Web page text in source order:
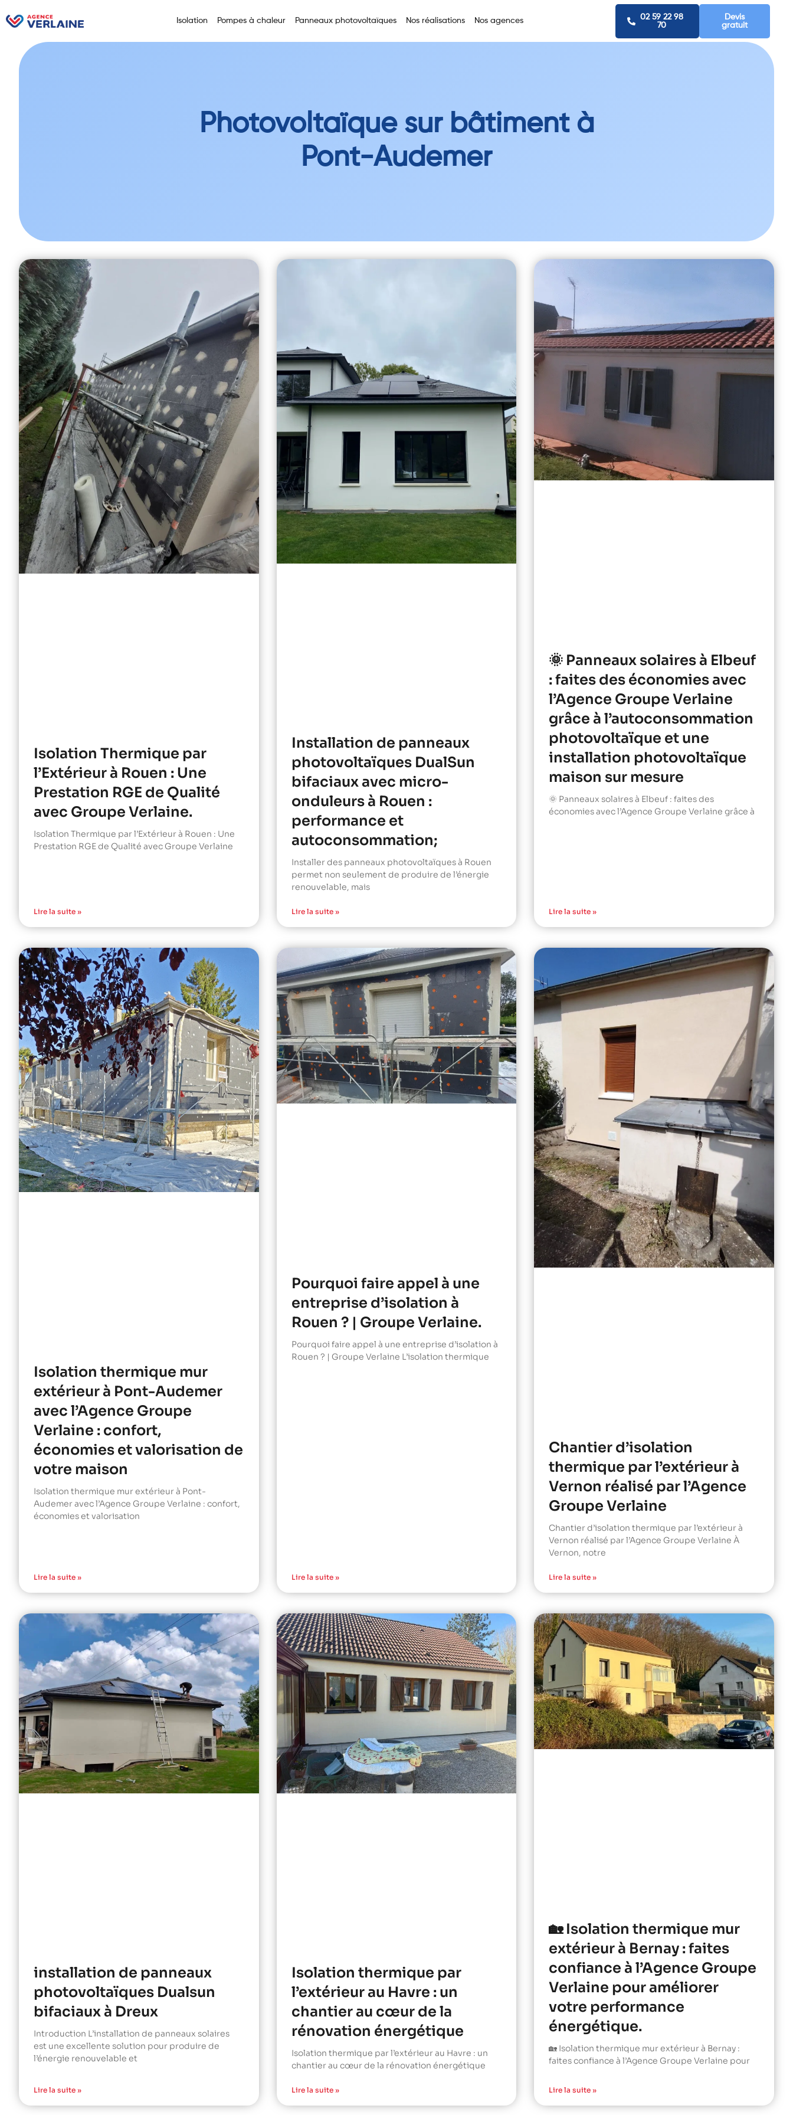
Isolation Pompes à chaleur Panneaux photovoltaïques Nos réalisations Nos agences
02 59 22 98
70
Devis
gratuit
Photovoltaïque sur bâtiment à
Pont-Audemer
Isolation Thermique par
l’Extérieur à Rouen : Une
Prestation RGE de Qualité
avec Groupe Verlaine.
Isolation Thermique par l’Extérieur à Rouen : Une
Prestation RGE de Qualité avec Groupe Verlaine
Lire la suite »
Installation de panneaux
photovoltaïques DualSun
bifaciaux avec micro-
onduleurs à Rouen :
performance et
autoconsommation;
Installer des panneaux photovoltaïques à Rouen
permet non seulement de produire de l’énergie
renouvelable, mais
Lire la suite »
🌞 Panneaux solaires à Elbeuf
: faites des économies avec
l’Agence Groupe Verlaine
grâce à l’autoconsommation
photovoltaïque et une
installation photovoltaïque
maison sur mesure
🌞 Panneaux solaires à Elbeuf : faites des
économies avec l’Agence Groupe Verlaine grâce à
Lire la suite »
Isolation thermique mur
extérieur à Pont-Audemer
avec l’Agence Groupe
Verlaine : confort,
économies et valorisation de
votre maison
Isolation thermique mur extérieur à Pont-
Audemer avec l’Agence Groupe Verlaine : confort,
économies et valorisation
Lire la suite »
Pourquoi faire appel à une
entreprise d’isolation à
Rouen ? | Groupe Verlaine.
Pourquoi faire appel à une entreprise d’isolation à
Rouen ? | Groupe Verlaine L’isolation thermique
Lire la suite »
Chantier d’isolation
thermique par l’extérieur à
Vernon réalisé par l’Agence
Groupe Verlaine
Chantier d’isolation thermique par l’extérieur à
Vernon réalisé par l’Agence Groupe Verlaine À
Vernon, notre
Lire la suite »
installation de panneaux
photovoltaïques Dualsun
bifaciaux à Dreux
Introduction L’installation de panneaux solaires
est une excellente solution pour produire de
l’énergie renouvelable et
Lire la suite »
Isolation thermique par
l’extérieur au Havre : un
chantier au cœur de la
rénovation énergétique
Isolation thermique par l’extérieur au Havre : un
chantier au cœur de la rénovation énergétique
Lire la suite »
🏡 Isolation thermique mur
extérieur à Bernay : faites
confiance à l’Agence Groupe
Verlaine pour améliorer
votre performance
énergétique.
🏡 Isolation thermique mur extérieur à Bernay :
faites confiance à l’Agence Groupe Verlaine pour
Lire la suite »